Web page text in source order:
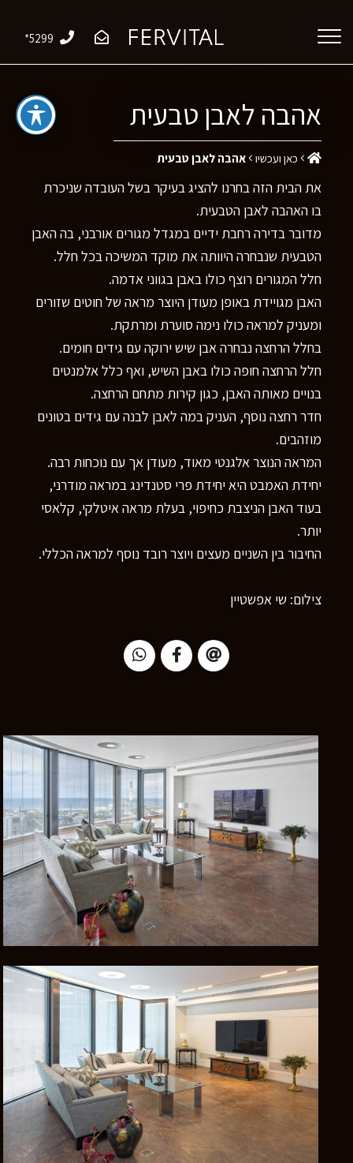
*5299
אהבה לאבן טבעית
כאן ועכשיו אהבה לאבן טבעית
את הבית הזה בחרנו להציג בעיקר בשל העובדה שניכרת
בו האהבה לאבן הטבעית.
מדובר בדירה רחבת ידיים במגדל מגורים אורבני, בה האבן
הטבעית שנבחרה היוותה את מוקד המשיכה בכל חלל.
חלל המגורים רוצף כולו באבן בגווני אדמה.
האבן מגויידת באופן מעודן היוצר מראה של חוטים שזורים
ומעניק למראה כולו נימה סוערת ומרתקת.
בחלל הרחצה נבחרה אבן שיש ירוקה עם גידים חומים.
חלל הרחצה חופה כולו באבן השיש, ואף כלל אלמנטים
בנויים מאותה האבן, כגון קירות מתחם הרחצה.
חדר רחצה נוסף, העניק במה לאבן לבנה עם גידים בטונים
מוזהבים.
המראה הנוצר אלגנטי מאוד, מעודן אך עם נוכחות רבה.
יחידת האמבט היא יחידת פרי סטנדינג במראה מודרני,
בעוד האבן הניצבת כחיפוי, בעלת מראה איטלקי, קלאסי
יותר.
החיבור בין השניים מעצים ויוצר רובד נוסף למראה הכללי.
צילום: שי אפשטיין